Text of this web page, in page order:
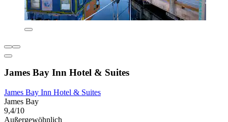
James Bay Inn Hotel & Suites
James Bay Inn Hotel & Suites
James Bay
9,4/10
Außergewöhnlich